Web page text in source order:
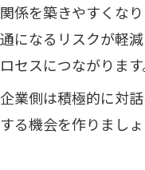
関係を築きやすくな
通になるリスクが軽
ロセスにつながります
企業側は積極的に対
する機会を作りましょ